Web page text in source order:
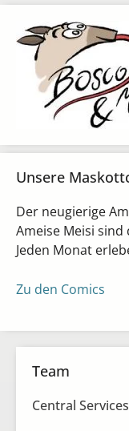
Unsere
Der neugierige
Ameise Meisi sind
Jeden Monat
Zu den Comics
Team
Central Services